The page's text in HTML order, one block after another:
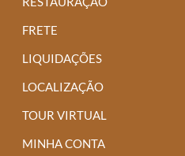
FRETE
LIQUIDAÇÕES
LOCALIZAÇÃO
TOUR VIRTUAL
MINHA CONTA